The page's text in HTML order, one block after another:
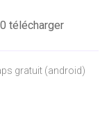
télécharger
gratuit (android)